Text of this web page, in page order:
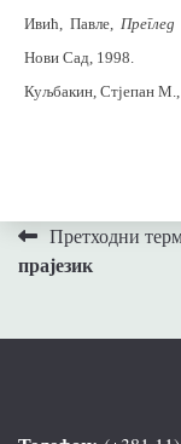
Ивић, Павле,Преглед
Нови Сад, 1998.
Куљбакин, Стјепан М.,
Кретање
чланка
Претходни
прајезик